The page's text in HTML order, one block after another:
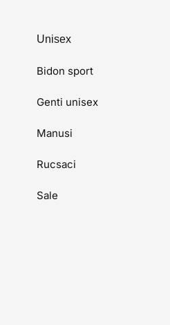
Unisex
Bidon sport
Genti unisex
Manusi
Rucsaci
Sale